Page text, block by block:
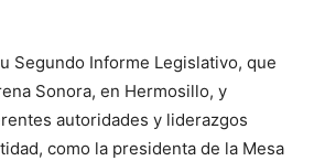
Segundo Informe Legislativo, que
Sonora, en Hermosillo, y
autoridades y liderazgos
como la presidenta de la Mesa